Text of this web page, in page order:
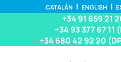
CATALÁN ENGLISH
+34 91 659 21
+34 93 377 67 11
+34 680 42 92 20